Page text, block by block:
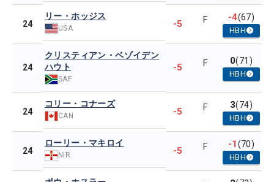
24
リー・ホッジス
USA -5 F -4(67)
HBH
24
クリスティアン・ベゾイデン
ハウト
SAF
-5 F 0(71)
HBH
24
コリー・コナーズ
CAN -5 F 3(74)
HBH
24
ローリー・マキロイ
NIR -5 F -1(70)
HBH